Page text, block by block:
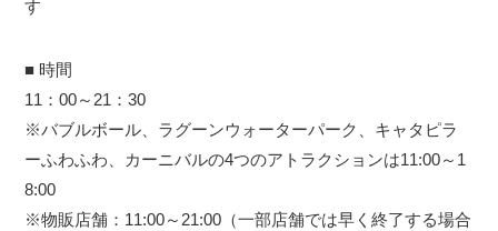
す
■ 時間
11：00～21：30
※バブルボール、ラグーンウォーターパーク、キャタピラ
ーふわふわ、カーニバルの4つのアトラクションは11:00～1
8:00
※物販店舗：11:00～21:00（一部店舗では早く終了する場合